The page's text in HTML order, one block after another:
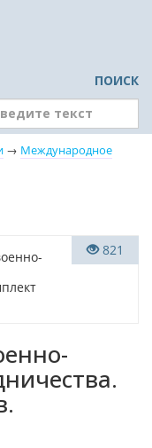
ПОИСК
→ Международное
821